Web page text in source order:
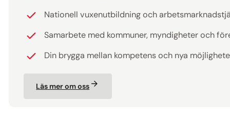
Nationell vuxenutbildning och
Samarbete med kommuner, myndigheter och
Din brygga mellan kompetens och nya
Läs mer om oss